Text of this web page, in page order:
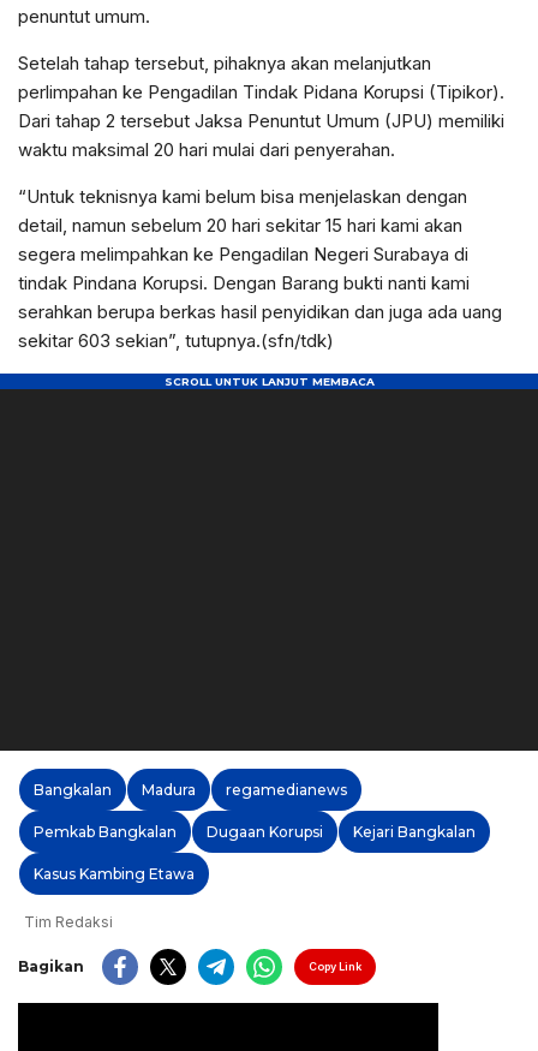
penuntut umum.
Setelah tahap tersebut, pihaknya akan melanjutkan
perlimpahan ke Pengadilan Tindak Pidana Korupsi (Tipikor).
Dari tahap 2 tersebut Jaksa Penuntut Umum (JPU) memiliki
waktu maksimal 20 hari mulai dari penyerahan.
“Untuk teknisnya kami belum bisa menjelaskan dengan
detail, namun sebelum 20 hari sekitar 15 hari kami akan
segera melimpahkan ke Pengadilan Negeri Surabaya di
tindak Pindana Korupsi. Dengan Barang bukti nanti kami
serahkan berupa berkas hasil penyidikan dan juga ada uang
sekitar 603 sekian”, tutupnya.(sfn/tdk)
Bangkalan Madura regamedianews
Pemkab Bangkalan Dugaan Korupsi Kejari Bangkalan
Kasus Kambing Etawa
Tim Redaksi
Bagikan Copy Link